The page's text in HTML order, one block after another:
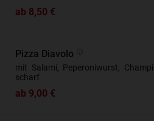
ab 8,50 €
Pizza Diavolo
mit Salami, Peperoniwurst,
scharf
ab 9,00 €